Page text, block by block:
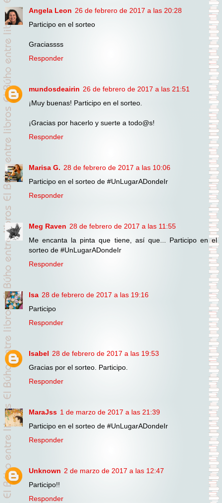
Angela Leon 26 de febrero de 2017 a las 20:28
Participo en el sorteo
Graciassss
Responder
mundosdeairin 26 de febrero de 2017 a las 21:51
¡Muy buenas! Participo en el sorteo.
¡Gracias por hacerlo y suerte a todo@s!
Responder
Marisa G. 28 de febrero de 2017 a las 10:06
Participo en el sorteo de #UnLugarADondeIr
Responder
Meg Raven 28 de febrero de 2017 a las 11:55
Me encanta la pinta que tiene, así que... Participo en el
sorteo de #UnLugarADondeIr
Responder
Isa 28 de febrero de 2017 a las 19:16
Participo
Responder
Isabel 28 de febrero de 2017 a las 19:53
Gracias por el sorteo. Participo.
Responder
MaraJss 1 de marzo de 2017 a las 21:39
Participo en el sorteo de #UnLugarADondeIr
Responder
Unknown 2 de marzo de 2017 a las 12:47
Participo!!
Responder